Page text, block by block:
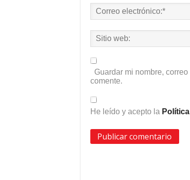
Guardar mi nombre,
comente.
He leído y acepto la